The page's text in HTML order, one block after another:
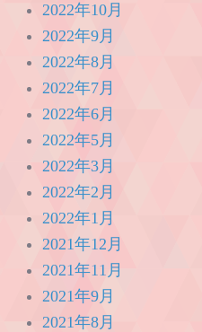
2022年10月
2022年9月
2022年8月
2022年7月
2022年6月
2022年5月
2022年3月
2022年2月
2022年1月
2021年12月
2021年11月
2021年9月
2021年8月